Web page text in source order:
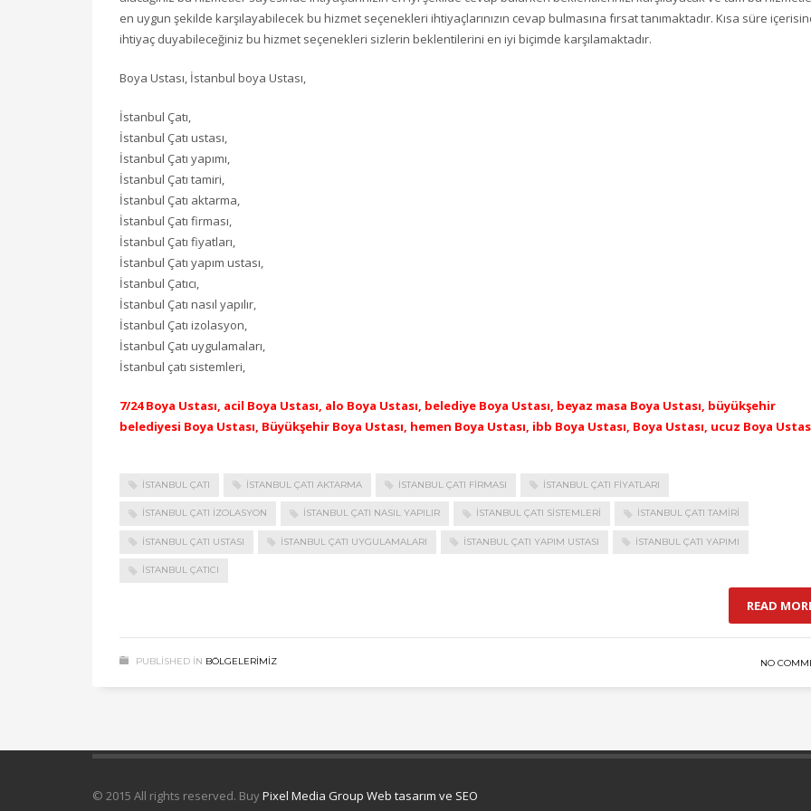
en uygun şekilde karşılayabilecek bu hizmet seçenekleri ihtiyaçlarınızın cevap bulmasına fırsat tanımaktadır. Kısa süre
ihtiyaç duyabileceğiniz bu hizmet seçenekleri sizlerin beklentilerini en iyi biçimde karşılamaktadır.
Boya Ustası, İstanbul boya Ustası,
İstanbul Çatı,
İstanbul Çatı ustası,
İstanbul Çatı yapımı,
İstanbul Çatı tamiri,
İstanbul Çatı aktarma,
İstanbul Çatı firması,
İstanbul Çatı fiyatları,
İstanbul Çatı yapım ustası,
İstanbul Çatıcı,
İstanbul Çatı nasıl yapılır,
İstanbul Çatı izolasyon,
İstanbul Çatı uygulamaları,
İstanbul çatı sistemleri,
7/24 Boya Ustası, acil Boya Ustası, alo Boya Ustası, belediye Boya Ustası, beyaz masa Boya Ustası, büyükşehir
belediyesi Boya Ustası, Büyükşehir Boya Ustası, hemen Boya Ustası, ibb Boya Ustası, Boya Ustası, ucuz Boya
İSTANBUL ÇATI İSTANBUL ÇATI AKTARMA İSTANBUL ÇATI FIRMASI İSTANBUL ÇATI FIYATLARI
İSTANBUL ÇATI IZOLASYON İSTANBUL ÇATI NASIL YAPILIR İSTANBUL ÇATI SISTEMLERI İSTANBUL ÇATI TAMIRI
İSTANBUL ÇATI USTASI İSTANBUL ÇATI UYGULAMALARI İSTANBUL ÇATI YAPIM USTASI İSTANBUL ÇATI YAPIMI
İSTANBUL ÇATICI
READ
PUBLISHED IN BÖLGELERIMIZ NO
© 2015 All rights reserved. BuyPixel Media Group Web tasarım ve SEO